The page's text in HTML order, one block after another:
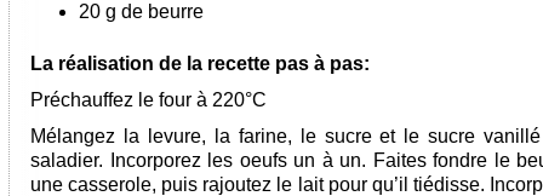
20 g de beurre
La réalisation de la recette pas à pas:
Préchauffez le four à 220°C
Mélangez la levure, la farine, le sucre et le sucre
saladier. Incorporez les oeufs un à un. Faites fondre le
une casserole, puis rajoutez le lait pour qu’il tiédisse.